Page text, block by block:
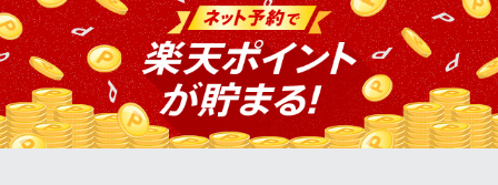
お客様の安全を第一に考えて、現在下記の安全対策を行っており
ます。店内入口にアルコールを設置し、お客様への消毒をお願い
しております。店内入口やお手洗いのドアノブなど不特定多数の
方が触られる部分を中心に、アルコール消毒液による拭き取り消
毒も頻繫に行っています。従業員のマスク着用・検温も徹底して
おります。